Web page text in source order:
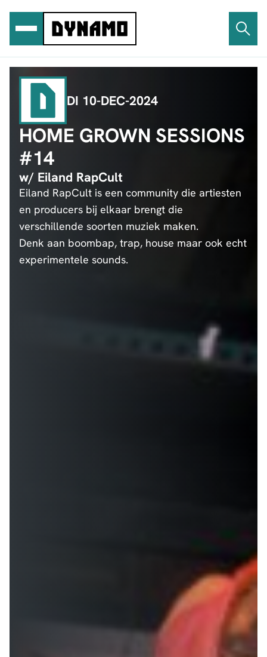
inhoud
DI 10-DEC-2024
HOME GROWN SESSIONS
#14
w/ Eiland RapCult
Eiland RapCult is een community die artiesten
en producers bij elkaar brengt die
verschillende soorten muziek maken.
Denk aan boombap, trap, house maar ook echt
experimentele sounds.